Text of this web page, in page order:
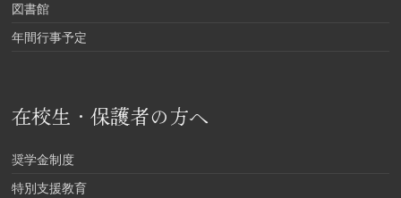
図書館
年間行事予定
在校生・保護者の方へ
奨学金制度
特別支援教育